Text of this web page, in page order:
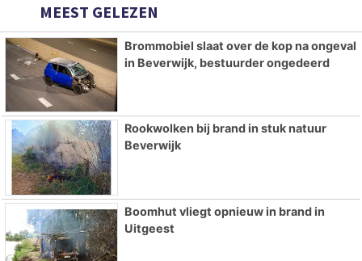
MEEST GELEZEN
Brommobiel slaat over de kop na ongeval
in Beverwijk, bestuurder ongedeerd
Rookwolken bij brand in stuk natuur
Beverwijk
Boomhut vliegt opnieuw in brand in
Uitgeest